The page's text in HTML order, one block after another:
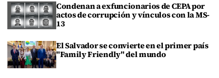
Condenan a exfuncionarios de CEPA por
actos de corrupción y vínculos con la MS-
13
El Salvador se convierte en el primer país
"Family Friendly" del mundo